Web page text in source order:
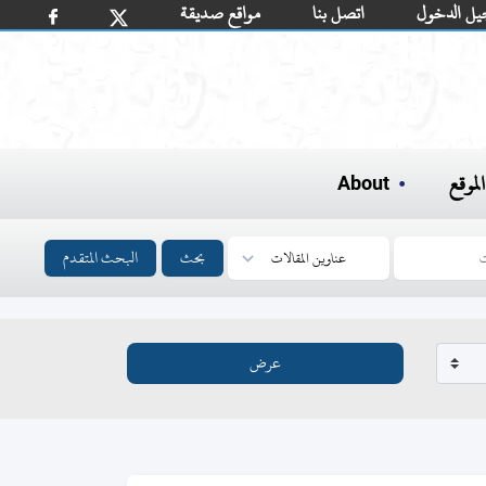
مواقع صديقة اتصل بنا الدخول
About
بحث البحث المتقدم